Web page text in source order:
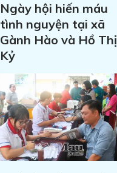
Ngày hội hiến máu
tình nguyện tại xã
Gành Hào và Hồ Thị
Kỷ